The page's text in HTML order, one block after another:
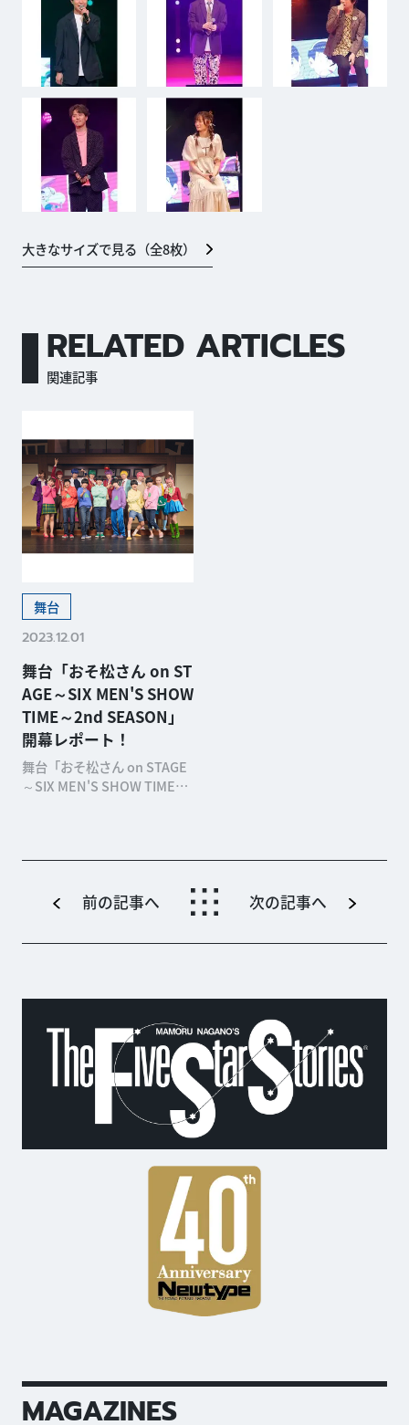
大きなサイズで見る（全8枚）
RELATED ARTICLES
関連記事
舞台
2023.12.01
舞台「おそ松さん on ST
AGE～SIX MEN'S SHOW
TIME～2nd SEASON」
開幕レポート！
舞台「おそ松さん on STAGE
～SIX MEN'S SHOW TIME～
ニメ「おそ松さん」の世界観
つ子の日常を繰り広げる爆...
前の記事へ 次の記事へ
MAGAZINES